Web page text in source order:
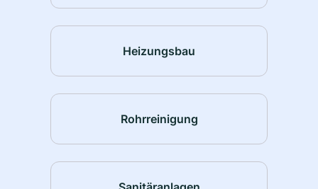
Heizungsbau
Rohrreinigung